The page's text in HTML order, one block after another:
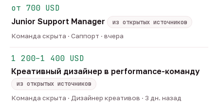
только с зарплатой
Свежесть:
через 30 дней.
35TG-каналов ·5ATS-площадок ·
от 700 USD
Junior Support Manager
из открытых источников
Команда скрыта · Саппорт · вчера
1 200–1 400 USD
Креативный дизайнер в performance-команду
из открытых источников
Команда скрыта · Дизайнер креативов · 3 дн. назад